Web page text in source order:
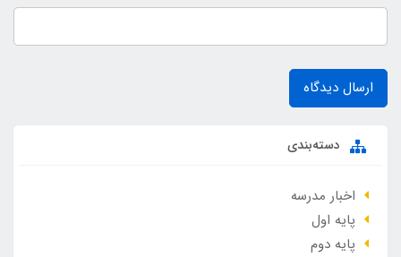
ارسال دیدگاه
دسته‌بندی
اخبار مدرسه
پایه اول
پایه دوم